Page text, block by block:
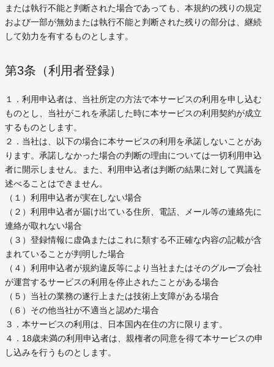
または執行不能と判断された場合であっても、本規約の残りの規定
および一部が無効または執行不能と判断された残りの部分は、継続
して効力を有するものとします。
第3条（利用者登録）
１．利用申込者は、当社所定の方法で本サービスの利用を申し込む
ものとし、当社がこれを承諾した時に本サービスの利用契約が成立
するものとします。
２．当社は、以下の場合に本サービスの利用を承諾しないことがあ
ります。承諾しなかった場合の判断の理由については一切利用申込
者に開示しません。また、利用申込者は判断の結果に対して異議を
述べることはできません。
（１）利用申込者が実在しない場合
（２）利用申込者が届け出ている住所、電話、メール等の連絡先に
連絡が取れない場合
（３）登録情報に虚偽またはこれに類する不正確な内容の記載が含
まれていることが判明した場合
（４）利用申込者が規約違反等により当社またはそのグループ会社
が運営するサービスの利用を停止されたことがある場合
（５）当社の業務の遂行上または技術上支障がある場合
（６）その他当社が不適当と認めた場合
３．本サービスの利用は、日本国内在住の方に限ります。
４．18歳未満の利用申込者は、親権者の同意を得て本サービスの申
し込みを行うものとします。